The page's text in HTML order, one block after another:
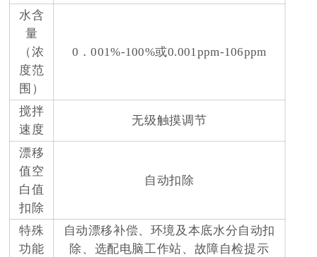
水含
量
（浓
度范
围）
0．001%-100%或0.001ppm-106ppm
搅拌
速度
无级触摸调节
漂移
值空
白值
扣除
自动扣除
特殊
功能
自动漂移补偿、环境及本底水分自动扣
除、选配电脑工作站、故障自检提示